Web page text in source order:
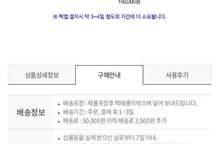
상품상세정보 구매안내 사용후기
배송정보
배송포장 : 제품포장후 택배종이박스에 넣어 보내드립니다.
배송기간 : 주문, 결제 후 1~3일
배송료 : 50,000원 이하 배송료 3,500원 추가
상품등을 실제 받으신 날로부터 7일 이내.